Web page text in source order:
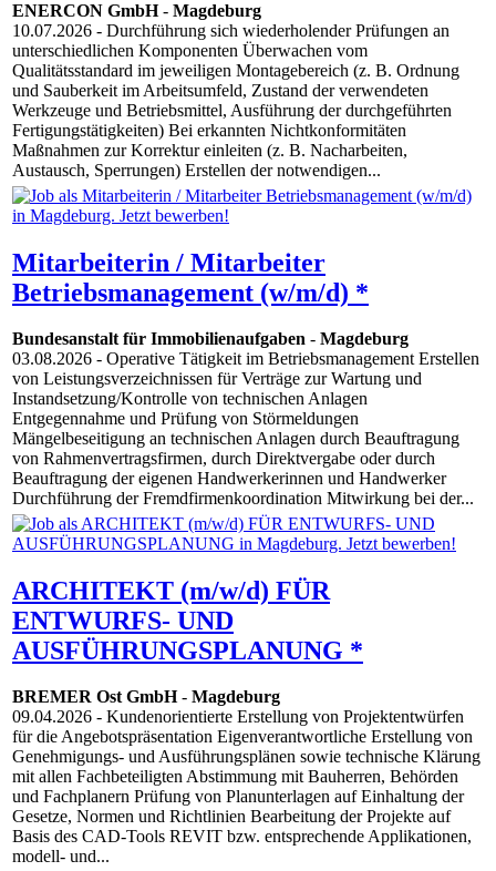
ENERCON GmbH- Magdeburg
10.07.2026 - Durchführung sich wiederholender Prüfungen an
unterschiedlichen Komponenten Überwachen vom
Qualitätsstandard im jeweiligen Montagebereich (z. B. Ordnung
und Sauberkeit im Arbeitsumfeld, Zustand der verwendeten
Werkzeuge und Betriebsmittel, Ausführung der durchgeführten
Fertigungstätigkeiten) Bei erkannten Nichtkonformitäten
Maßnahmen zur Korrektur einleiten (z. B. Nacharbeiten,
Austausch, Sperrungen) Erstellen der notwendigen...
Mitarbeiterin / Mitarbeiter
Betriebsmanagement (w/m/d) *
Bundesanstalt für Immobilienaufgaben - Magdeburg
03.08.2026 - Operative Tätigkeit im Betriebsmanagement Erstellen
von Leistungsverzeichnissen für Verträge zur Wartung und
Instandsetzung/​Kontrolle von technischen Anlagen
Entgegennahme und Prüfung von Störmeldungen
Mängelbeseitigung an technischen Anlagen durch Beauftragung
von Rahmenvertragsfirmen, durch Direktvergabe oder durch
Beauftragung der eigenen Handwerkerinnen und Handwerker
Durchführung der Fremdfirmenkoordination Mitwirkung bei der...
ARCHITEKT (m/w/d) FÜR
ENTWURFS- UND
AUSFÜHRUNGSPLANUNG *
BREMER Ost GmbH- Magdeburg
09.04.2026 - Kundenorientierte Erstellung von Projektentwürfen
für die Angebotspräsentation Eigenverantwortliche Erstellung von
Genehmigungs- und Ausführungsplänen sowie technische Klärung
mit allen Fachbeteiligten Abstimmung mit Bauherren, Behörden
und Fachplanern Prüfung von Planunterlagen auf Einhaltung der
Gesetze, Normen und Richtlinien Bearbeitung der Projekte auf
Basis des CAD-Tools REVIT bzw. entsprechende Applikationen,
modell- und...